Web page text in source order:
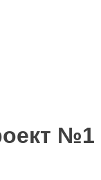
№1